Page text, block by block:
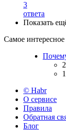
3
ответа
Показать
Самое интересное
© Habr
О сервисе
Правила
Обратная
Блог